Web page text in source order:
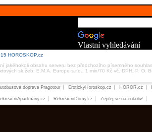
Vlastní vyhledávání
HOROSKOP.cz
jakéhokoli obsahu serveru bez předchozího písemného
služeb: E.M.A. Europe s.r.o., 1 min/70 Kč vč. DPH, P. O.
doprava Pragotour ErotickyHoroskop.cz HOROR.cz
RekreacniDomy.cz Zeptej se na cokoliv!